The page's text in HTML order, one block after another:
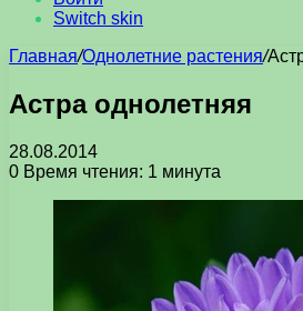
Switch skin
Главная/Однолетние растения/
Астра однолетняя
28.08.2014
0 Время чтения: 1 минута